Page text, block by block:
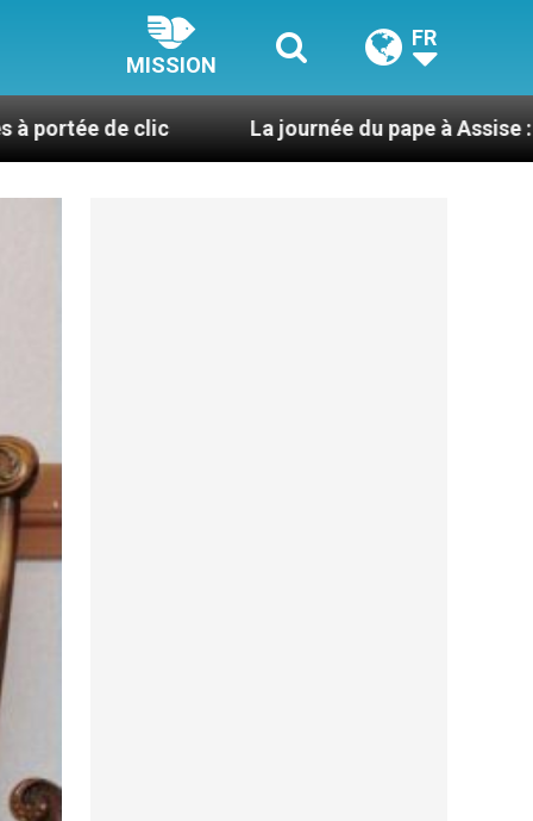
MISSION
FR
La journée du pape à Assise : « Allons-y ! Let’s go